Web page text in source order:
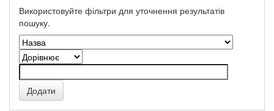
Використовуйте фільтри для уточнення результатів
пошуку.